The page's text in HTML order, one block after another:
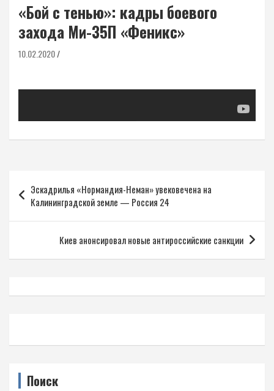
«Бой с тенью»: кадры боевого
захода Ми-35П «Феникс»
10.02.2020
Навигация
по
записям
Эскадрилья «Нормандия-Неман» увековечена на
Калининградской земле — Россия 24
Киев анонсировал новые антироссийские санкции
Поиск